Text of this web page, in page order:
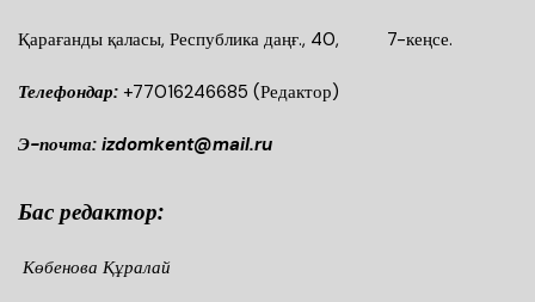
Қарағанды қаласы, Республика даңғ., 40, 7-кеңсе.
Телефондар: +77016246685 (Редактор)
Э-почта: izdomkent@mail.ru
Бас редактор:
Көбенова Құралай